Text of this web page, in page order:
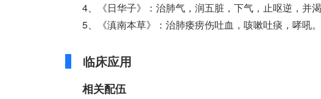
4、《日华子》：治肺气，润五脏，下气，止呕逆，并渴
5、《滇南本草》：治肺痿痨伤吐血，咳嗽吐痰，哮吼
临床应用
相关配伍